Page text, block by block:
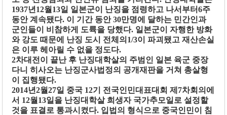
1937년12월13일 일본군이 난징을 점령하고 나서부터6주
동안 계속됐다. 이 기간 동안 30만명에 달하는 민간인과
군인들이 비참하게 도륙을 당했다. 일본군이 자행한 방화
와 강도 때문에 난징 도시 전체의1/3이 파괴됐고 재산손실
은 이루 헤아릴 수 없을 정도다.
2차대전이 끝난 후 난징대학살의 주범인 일본 육군 중장
다니 히사오는 난징군사법정의 공개재판을 거쳐 총살형
이 집행됐다.
2014년2월27일 중국 12기 전국인민대표대회 제7차회의에
서 12월13일을 난징대학살 희생자 국가추모일로 설정할
것을 표결로 통과시켰다. 입법의 형식으로 중국인민이 침